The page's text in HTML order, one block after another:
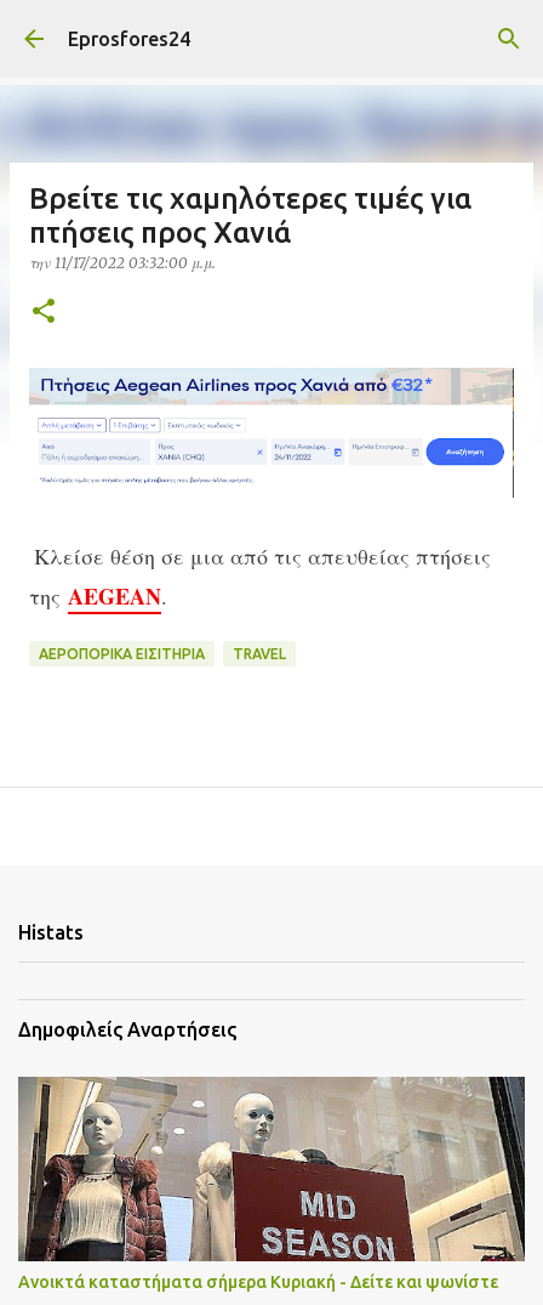
Μετάβαση στο κύριο περιεχόμενο
Eprosfores24
Βρείτε τις χαμηλότερες τιμές για
πτήσεις προς Χανιά
την 11/17/2022 03:32:00 μ.μ.
Κλείσε θέση σε μια από τις απευθείας πτήσεις
της AEGEAN.
ΑΕΡΟΠΟΡΙΚΑ ΕΙΣΙΤΉΡΙΑ TRAVEL
Histats
Δημοφιλείς Αναρτήσεις
Ανοικτά καταστήματα σήμερα Κυριακή - Δείτε και ψωνίστε